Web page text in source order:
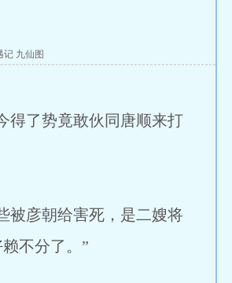
记 九仙图
得了势竟敢伙同唐顺来打
彦朝给害死，是二嫂将
不分了。”